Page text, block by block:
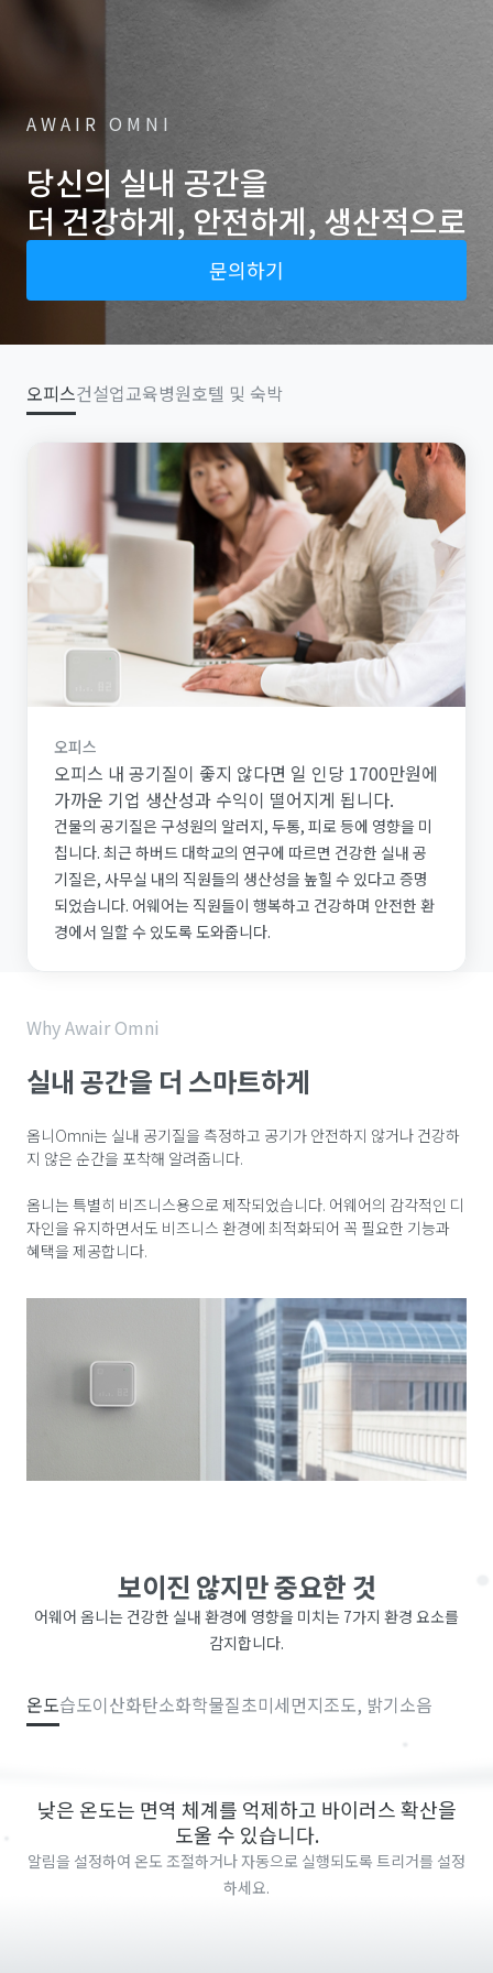
AWAIR OMNI
당신의 실내 공간을
더 건강하게, 안전하게, 생산적으로
문의하기
오피스건설업교육병원호텔 및 숙박
오피스
오피스 내 공기질이 좋지 않다면 일 인당 1700만원에
가까운 기업 생산성과 수익이 떨어지게 됩니다.
건물의 공기질은 구성원의 알러지, 두통, 피로 등에 영향을 미
칩니다. 최근 하버드 대학교의 연구에 따르면 건강한 실내 공
기질은, 사무실 내의 직원들의 생산성을 높힐 수 있다고 증명
되었습니다. 어웨어는 직원들이 행복하고 건강하며 안전한 환
경에서 일할 수 있도록 도와줍니다.
Why Awair Omni
실내 공간을 더 스마트하게
옴니Omni는 실내 공기질을 측정하고 공기가 안전하지 않거나 건강하
지 않은 순간을 포착해 알려줍니다.
옴니는 특별히 비즈니스용으로 제작되었습니다. 어웨어의 감각적인 디
자인을 유지하면서도 비즈니스 환경에 최적화되어 꼭 필요한 기능과
혜택을 제공합니다.
보이진 않지만 중요한 것
어웨어 옴니는 건강한 실내 환경에 영향을 미치는 7가지 환경 요소를
감지합니다.
온도습도이산화탄소화학물질초미세먼지조도, 밝기소음
낮은 온도는 면역 체계를 억제하고 바이러스 확산을
도울 수 있습니다.
알림을 설정하여 온도 조절하거나 자동으로 실행되도록 트리거를 설정
하세요.